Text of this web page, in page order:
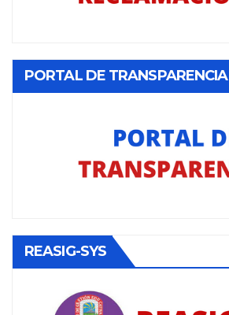
PORTAL DE TRANSPARENCIA
REASIG-SYS